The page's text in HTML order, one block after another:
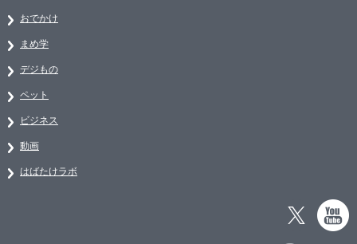
おでかけ
まめ学
デジもの
ペット
ビジネス
動画
はばたけラボ